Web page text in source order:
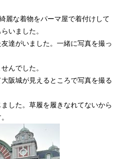
麗な着物をパーマ屋で着付けして
いました。
達がいました。一緒に写真を撮っ
んでした。
阪城が見えるところで写真を撮る
した。草履を履きなれてないから